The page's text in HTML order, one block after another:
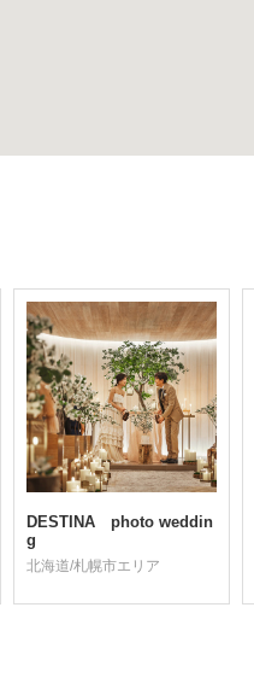
DESTINA photo weddin
g
北海道/札幌市エリア